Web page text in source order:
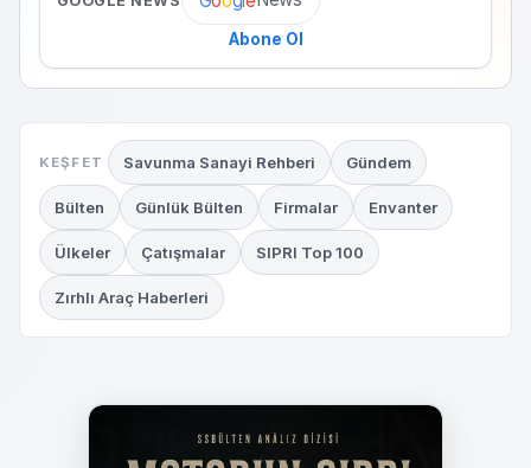
Abone Ol
KEŞFET Savunma Sanayi Rehberi Gündem
Bülten Günlük Bülten Firmalar Envanter
Ülkeler Çatışmalar SIPRI Top 100
Zırhlı Araç Haberleri